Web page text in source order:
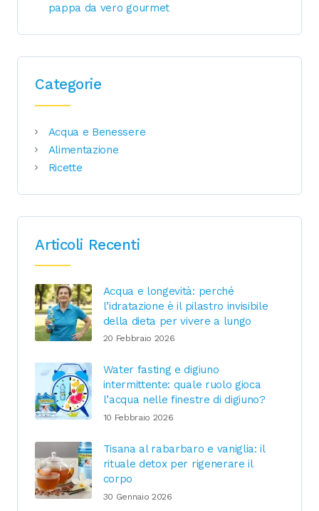
pappa da vero gourmet
Categorie
Acqua e Benessere
Alimentazione
Ricette
Articoli Recenti
Acqua e longevità: perché
l’idratazione è il pilastro invisibile
della dieta per vivere a lungo
20 Febbraio 2026
Water fasting e digiuno
intermittente: quale ruolo gioca
l’acqua nelle finestre di digiuno?
10 Febbraio 2026
Tisana al rabarbaro e vaniglia: il
rituale detox per rigenerare il
corpo
30 Gennaio 2026